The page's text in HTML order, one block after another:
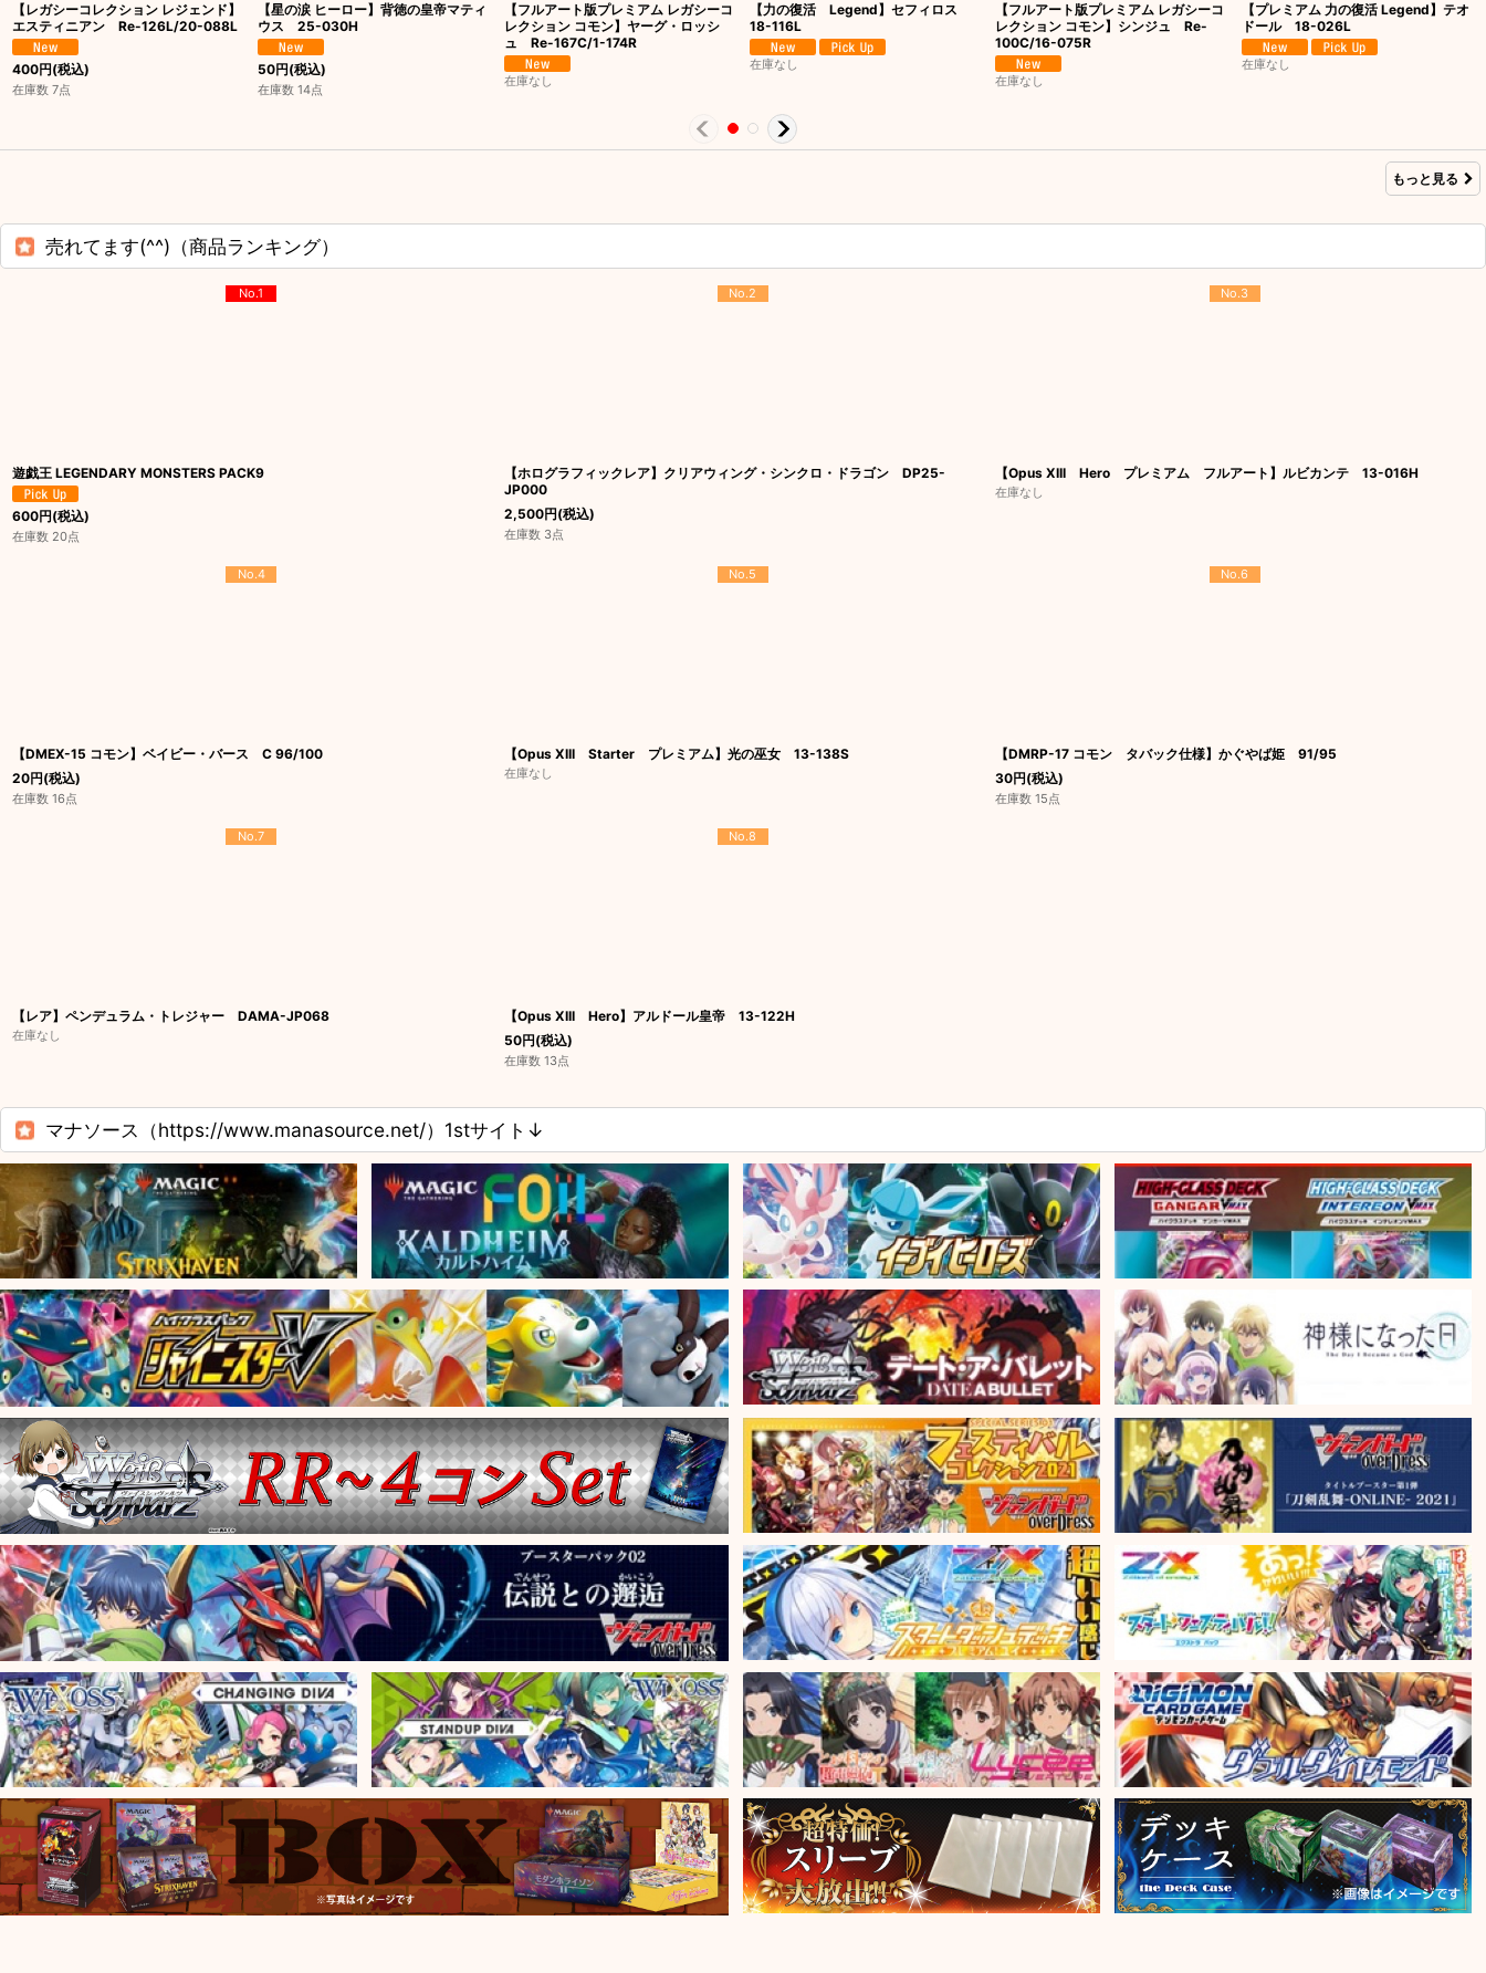
【レガシーコレクション レジェンド】
エスティニアン Re-126L/20-088L
400円(税込)
在庫数 7点
【星の涙 ヒーロー】背徳の皇帝マティ
ウス 25-030H
50円(税込)
在庫数 14点
【フルアート版プレミアム レガシーコ
レクション コモン】ヤーグ・ロッシ
ュ Re-167C/1-174R
在庫なし
【力の復活 Legend】セフィロス
18-116L
在庫なし
【フルアート版プレミアム レガシーコ
レクション コモン】シンジュ Re-
100C/16-075R
在庫なし
【プレミアム 力の復活 Legend】テオ
ドール 18-026L
在庫なし
もっと見る
売れてます(^^)（商品ランキング）
No.1
遊戯王 LEGENDARY MONSTERS PACK9
600円(税込)
在庫数 20点
No.2
【ホログラフィックレア】クリアウィング・シンクロ・ドラゴン DP25-
JP000
2,500円(税込)
在庫数 3点
No.3
【Opus XIII Hero プレミアム フルアート】ルビカンテ 13-016H
在庫なし
No.4
【DMEX-15 コモン】ベイビー・バース C 96/100
20円(税込)
在庫数 16点
No.5
【Opus XIII Starter プレミアム】光の巫女 13-138S
在庫なし
No.6
【DMRP-17 コモン タバック仕様】かぐやば姫 91/95
30円(税込)
在庫数 15点
No.7
【レア】ペンデュラム・トレジャー DAMA-JP068
在庫なし
No.8
【Opus XIII Hero】アルドール皇帝 13-122H
50円(税込)
在庫数 13点
マナソース（https://www.manasource.net/）1stサイト↓